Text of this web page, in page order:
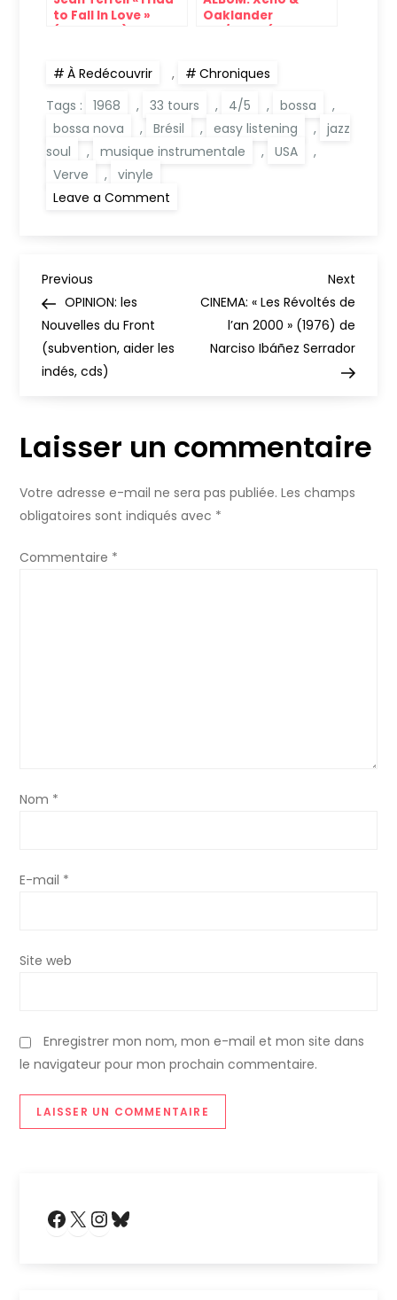
to Fall In Love »
Oaklander
À Redécouvrir ,
Chroniques
Tags :
1968 , 33 tours , 4/5 , bossa
,
bossa nova
, Brésil , easy listening ,
jazz
soul
, musique instrumentale , USA
,
Verve
,
vinyle
Leave a Comment
1968)
N
a
v
g
a
t
l
a
t
c
l
e
Previous
Post
Previous
OPINION: les
Nouvelles du Front
(subvention, aider les
indés, cds)
Next
Post
Next
CINEMA: « Les Révoltés de
l’an 2000 » (1976) de
Narciso Ibáñez Serrador
Laisser un commentaire
Votre adresse e-mail ne sera pas publiée. Les champs
obligatoires sont indiqués avec *
Commentaire *
Nom *
E-mail *
Site web
Enregistrer mon nom, mon e-mail et mon site dans
le navigateur pour mon prochain commentaire.
Facebook
X Instagram